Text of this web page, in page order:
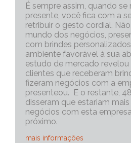
É sempre assim, quando se
presente, você fica com a
retribuir o gesto cordial.
mundo dos negócios,
com brindes
ambiente favorável à sua
estudo de mercado revelou
clientes que receberam
fizeram negócios com a
presenteou. E o restante,
disseram que estariam
negócios com esta
próximo.
mais informações